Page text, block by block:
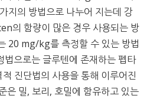
지의 방법으로 나누어 지는데 강
의 함량이 많은 경우 사용되는 방
20 mg/kg를 측정할 수 있는 방법
법으로는 글루텐에 존재하는 펩타
진단법의 사용을 통해 이루어진
은 밀, 보리, 호밀에 함유하고 있는